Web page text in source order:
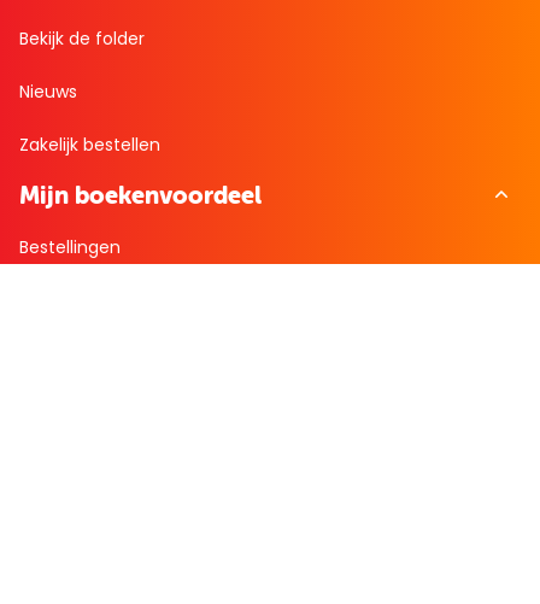
Bekijk de folder
Nieuws
Zakelijk bestellen
Mijn boekenvoordeel
Bestellingen